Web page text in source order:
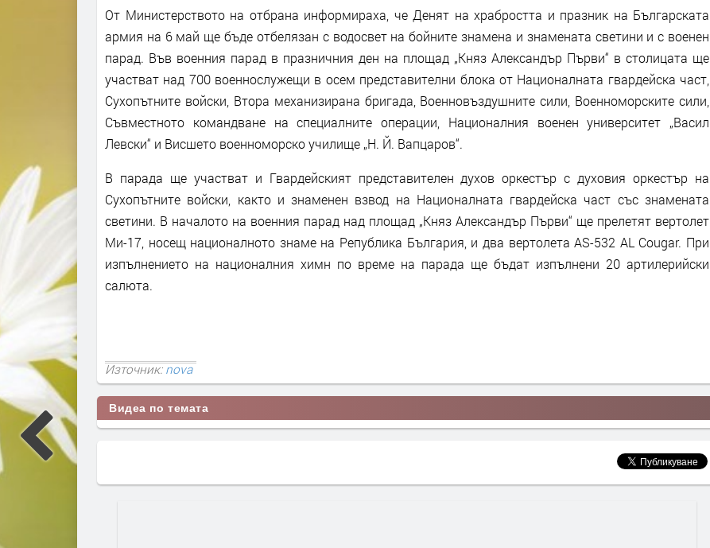
От Министерството на отбрана информираха, че Денят на храбростта и празник на Българската
армия на 6 май ще бъде отбелязан с водосвет на бойните знамена и знамената светини и с военен
парад. Във военния парад в празничния ден на площад „Княз Александър Първи“ в столицата ще
участват над 700 военнослужещи в осем представителни блока от Националната гвардейска част,
Сухопътните войски, Втора механизирана бригада, Военновъздушните сили, Военноморските сили,
Съвместното командване на специалните операции, Националния военен университет „Васил
Левски“ и Висшето военноморско училище „Н. Й. Вапцаров“.
В парада ще участват и Гвардейският представителен духов оркестър с духовия оркестър на
Сухопътните войски, както и знаменен взвод на Националната гвардейска част със знамената
светини. В началото на военния парад над площад „Княз Александър Първи“ ще прелетят вертолет
Ми-17, носещ националното знаме на Република България, и два вертолета AS-532 AL Cougar. При
изпълнението на националния химн по време на парада ще бъдат изпълнени 20 артилерийски
салюта.
Източник:nova
Видеа по темата